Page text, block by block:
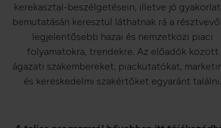
kerekasztal-beszélgetésein, illetve jó
bemutatásán keresztül láthatnak rá a
legjelentősebb hazai és nemzetközi piaci
folyamatokra, trendekre. Az előadók között
ágazati szakembereket, piackutatókat,
és kereskedelmi szakértőket egyaránt találni.